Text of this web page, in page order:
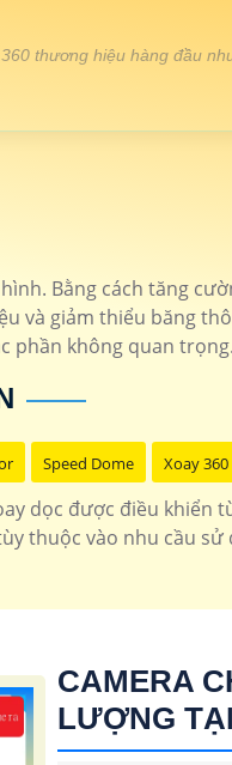
thương hiệu hàng đầu
mật cao chống mưa
hình ảnh sắt nét dễ
micro có màu ban đêm
thiết kế tinh tế dễ dàng
xoay 360 chuyên
Bằng cách tăng
và giảm thiểu băng
phần không quan trọng.
Speed Dome Xoay 360
dọc được điều khiển
thuộc vào nhu cầu
CAMERA
LƯỢNG